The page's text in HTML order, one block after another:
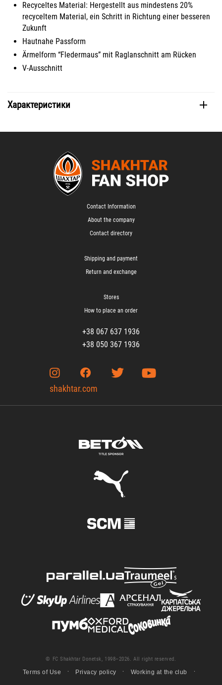
Recyceltes Material: Hergestellt aus mindestens 20%
recyceltem Material, ein Schritt in Richtung einer besseren
Zukunft
Hautnahe Passform
Ärmelform “Fledermaus” mit Raglanschnitt am Rücken
V-Ausschnitt
Характеристики
Contact Information
About the company
Contact directory
Shipping and payment
Return and exchange
Stores
How to place an order
+38 067 637 1936
+38 050 367 1936
shakhtar.com
© FC Shakhtar Donetsk, 1998–2026. All right reserved.
Terms of Use Privacy policy Working at the club